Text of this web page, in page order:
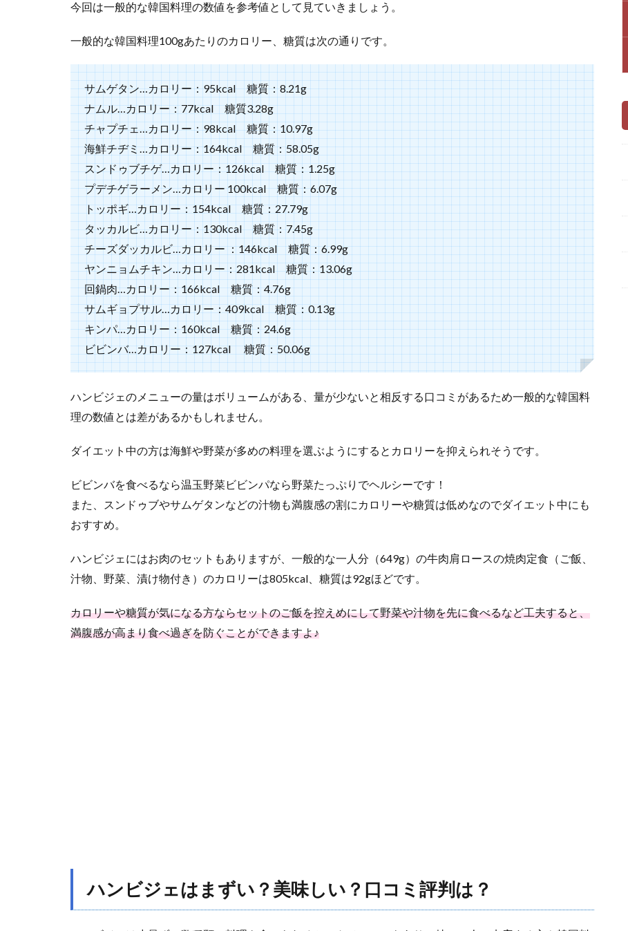
悪い
ミ
ま
と
め
今回は一般的な韓国料理の数値を参考値として見ていきましょう。
一般的な韓国料理100gあたりのカロリー、糖質は次の通りです。
サムゲタン…カロリー：95kcal 糖質：8.21g
ナムル…カロリー：77kcal 糖質3.28g
チャプチェ…カロリー：98kcal 糖質：10.97g
海鮮チヂミ…カロリー：164kcal 糖質：58.05g
スンドゥブチゲ…カロリー：126kcal 糖質：1.25g
プデチゲラーメン…カロリー 100kcal 糖質：6.07g
トッポギ…カロリー：154kcal 糖質：27.79g
タッカルビ…カロリー：130kcal 糖質：7.45g
チーズダッカルビ…カロリー ：146kcal 糖質：6.99g
ヤンニョムチキン…カロリー：281kcal 糖質：13.06g
回鍋肉…カロリー：166kcal 糖質：4.76g
サムギョプサル…カロリー：409kcal 糖質：0.13g
キンパ…カロリー：160kcal 糖質：24.6g
ビビンバ…カロリー：127kcal 糖質：50.06g
ハンビジェのメニューの量はボリュームがある、量が少ないと相反する口コミがあるため一般的な韓国料
理の数値とは差があるかもしれません。
ダイエット中の方は海鮮や野菜が多めの料理を選ぶようにするとカロリーを抑えられそうです。
ビビンバを食べるなら温玉野菜ビビンパなら野菜たっぷりでヘルシーです！
また、スンドゥブやサムゲタンなどの汁物も満腹感の割にカロリーや糖質は低めなのでダイエット中にも
おすすめ。
ハンビジェにはお肉のセットもありますが、一般的な一人分（649g）の牛肉肩ロースの焼肉定食（ご飯、
汁物、野菜、漬け物付き）のカロリーは805kcal、糖質は92gほどです。
カロリーや糖質が気になる方ならセットのご飯を控えめにして野菜や汁物を先に食べるなど工夫すると、
満腹感が高まり食べ過ぎを防ぐことができますよ♪
ハンビジェはまずい？美味しい？口コミ評判は？